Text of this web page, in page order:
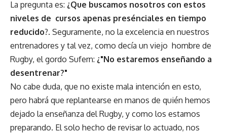
La pregunta es: ¿Que buscamos nosotros con estos
niveles de cursos apenas presénciales en tiempo
reducido?. Seguramente, no la excelencia en nuestros
entrenadores y tal vez, como decía un viejo hombre de
Rugby, el gordo Sufern: ¿"No estaremos enseñando a
desentrenar?"
No cabe duda, que no existe mala intención en esto,
pero habrá que replantearse en manos de quién hemos
dejado la enseñanza del Rugby, y como los estamos
preparando. El solo hecho de revisar lo actuado, nos